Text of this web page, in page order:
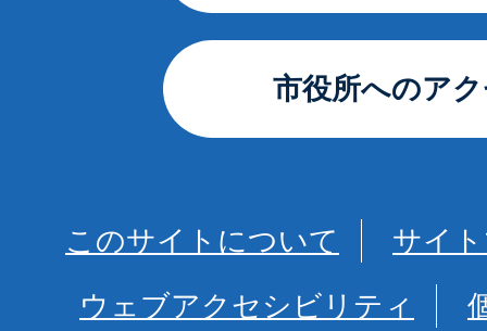
市役所へのア
このサイトについて
サイ
ウェブアクセシビリティ